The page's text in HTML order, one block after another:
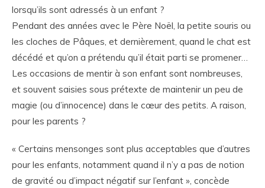
lorsqu’ils sont adressés à un enfant ?
Pendant des années avec le Père Noël, la petite souris ou
les cloches de Pâques, et dernièrement, quand le chat est
décédé et qu’on a prétendu qu’il était parti se promener…
Les occasions de mentir à son enfant sont nombreuses,
et souvent saisies sous prétexte de maintenir un peu de
magie (ou d’innocence) dans le cœur des petits. A raison,
pour les parents ?
« Certains mensonges sont plus acceptables que d’autres
pour les enfants, notamment quand il n’y a pas de notion
de gravité ou d’impact négatif sur l’enfant », concède